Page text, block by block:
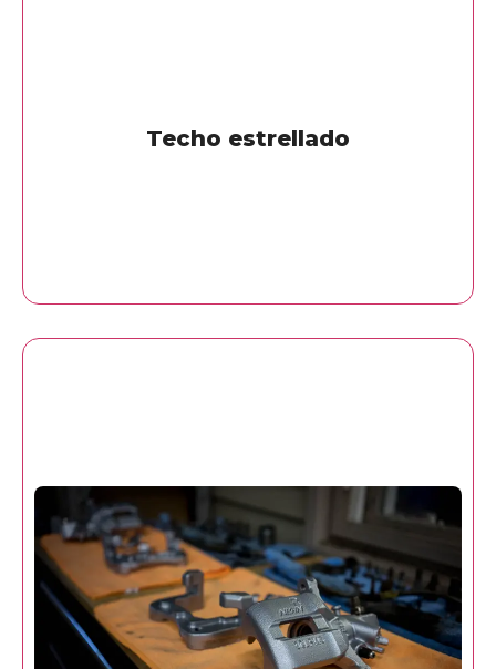
Techo estrellado